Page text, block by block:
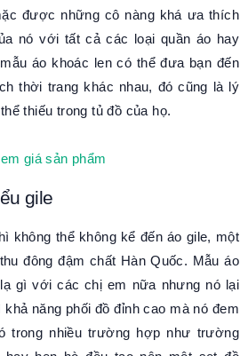
được những cô nàng khá ưa thích
nó với tất cả các loại quần áo hay
áo khoác len có thể đưa bạn đến
thời trang khác nhau, đó cũng là lý
thiếu trong tủ đồ của họ.
giá sản phẩm
gile
không thể không kể đến áo gile, một
đông đậm chất Hàn Quốc. Mẫu áo
gì với các chị em nữa nhưng nó lại
năng phối đồ đỉnh cao mà nó đem
trong nhiều trường hợp như trường